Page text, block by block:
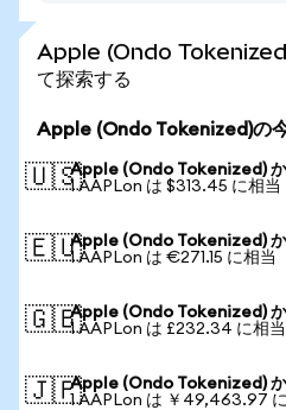
Apple (Ondo Tokenized)
て探索する
Apple (Ondo Tokenized)の
🇺🇸Apple (Ondo Tokenized)
1 AAPLon は $313.45 に相当
🇪🇺Apple (Ondo Tokenized) か
1 AAPLon は €271.15 に相当
🇬🇧Apple (Ondo Tokenized) か
1 AAPLon は £232.34 に相当
🇯🇵Apple (Ondo Tokenized) か
1 AAPLon は ￥49,463.97